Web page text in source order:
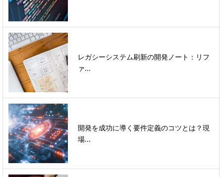
レガシーシステム刷新の開発ノート：リフ
ァ...
開発を成功に導く要件定義のコツとは？現
場...